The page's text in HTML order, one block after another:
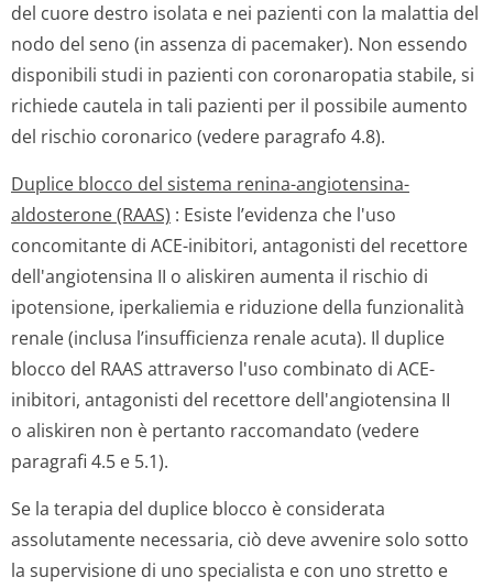
del cuore destro isolata e nei pazienti con la malattia del
nodo del seno (in assenza di pacemaker). Non essendo
disponibili studi in pazienti con coronaropatia stabile, si
richiede cautela in tali pazienti per il possibile aumento
del rischio coronarico (vedere paragrafo 4.8).
Duplice blocco del sistema renina-angiotensina-
aldosterone (RAAS) : Esiste l’evidenza che l'uso
concomitante di ACE-inibitori, antagonisti del recettore
dell'angiotensina II o aliskiren aumenta il rischio di
ipotensione, iperkaliemia e riduzione della funzionalità
renale (inclusa l’insufficienza renale acuta). Il duplice
blocco del RAAS attraverso l'uso combinato di ACE-
inibitori, antagonisti del recettore dell'angiotensina II
o aliskiren non è pertanto raccomandato (vedere
paragrafi 4.5 e 5.1).
Se la terapia del duplice blocco è considerata
assolutamente necessaria, ciò deve avvenire solo sotto
la supervisione di uno specialista e con uno stretto e